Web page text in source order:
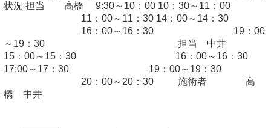
状況 担当 高橋 9:30～10：00 10：30～11：00
11：00～11：30 14：00～14：30
16：00～16：30 19：00
～19：30 担当 中井
15：00～15：30 16：00～16：30
17:00～17：30 19：00～19：30
20：00～20：30 施術者 高
橋 中井